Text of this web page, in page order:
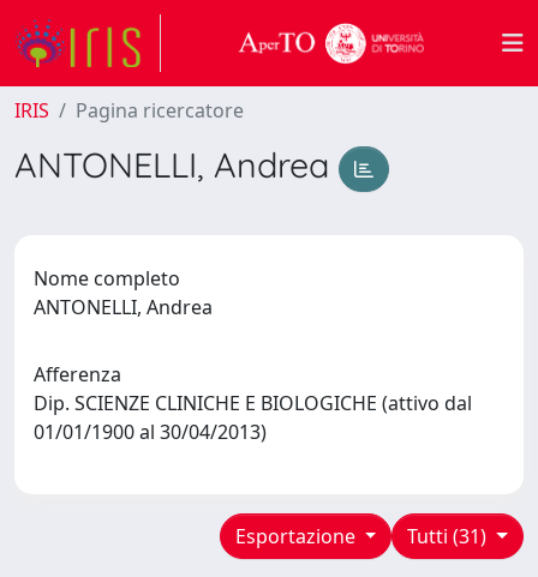
IRIS Pagina ricercatore
ANTONELLI, Andrea
Nome completo
ANTONELLI, Andrea
Afferenza
Dip. SCIENZE CLINICHE E BIOLOGICHE (attivo dal
01/01/1900 al 30/04/2013)
Tutti (31)
Esportazione